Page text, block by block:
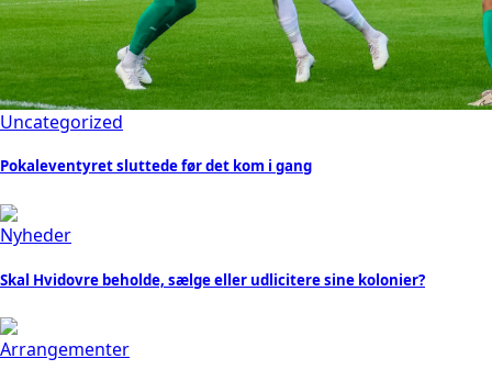
Uncategorized
Pokaleventyret sluttede før det kom i gang
Nyheder
Skal Hvidovre beholde, sælge eller udlicitere sine kolonier?
Arrangementer